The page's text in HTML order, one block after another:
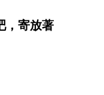
，寄放著